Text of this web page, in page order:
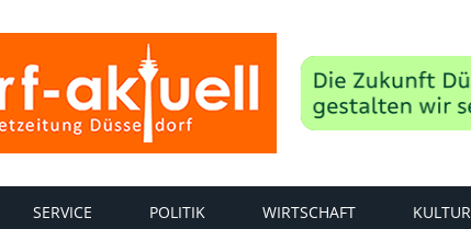
SERVICE POLITIK WIRTSCHAFT KULTUR